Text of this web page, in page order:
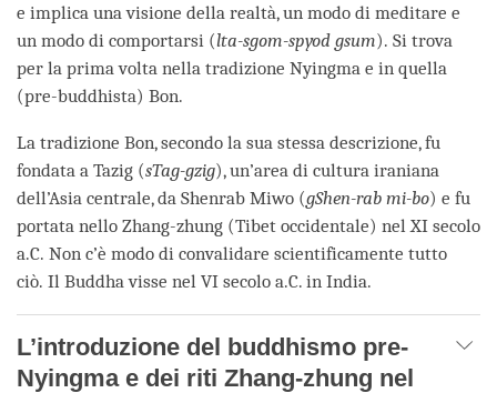
e implica una visione della realtà, un modo di meditare e
un modo di comportarsi (lta-sgom-spyod gsum). Si trova
per la prima volta nella tradizione Nyingma e in quella
(pre-buddhista) Bon.
La tradizione Bon, secondo la sua stessa descrizione, fu
fondata a Tazig (sTag-gzig), un’area di cultura iraniana
dell’Asia centrale, da Shenrab Miwo (gShen-rab mi-bo) e fu
portata nello Zhang-zhung (Tibet occidentale) nel XI secolo
a.C. Non c’è modo di convalidare scientificamente tutto
ciò. Il Buddha visse nel VI secolo a.C. in India.
L’introduzione del buddhismo pre-
Nyingma e dei riti Zhang-zhung nel